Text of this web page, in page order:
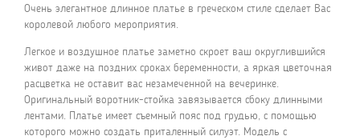
Очень элегантное длинное платье в греческом стиле сделает Вас
королевой любого мероприятия.
Легкое и воздушное платье заметно скроет ваш округлившийся
живот даже на поздних сроках беременности, а яркая цветочная
расцветка не оставит вас незамеченной на вечеринке.
Оригинальный воротник-стойка завязывается сбоку длинными
лентами. Платье имеет съемный пояс под грудью, с помощью
которого можно создать приталенный силуэт. Модель с